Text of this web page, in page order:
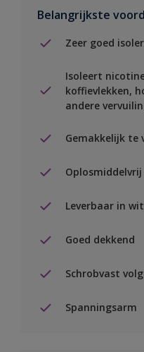
Belangrijkste
Zeer goed
Isoleert
koffievlekken,
andere
Gemakkelijk te
Leverbaar in
Goed dekkend
Schrobvast
Spanningsarm